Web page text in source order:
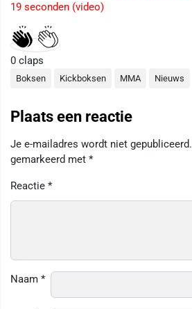
19 seconden (video)
0 claps
Boksen Kickboksen MMA Nieuws
Plaats een reactie
Je e-mailadres wordt niet gepubliceerd.
gemarkeerd met *
Reactie *
Naam *